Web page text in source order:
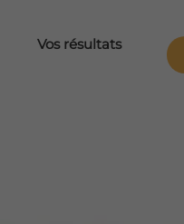
Vos résultats